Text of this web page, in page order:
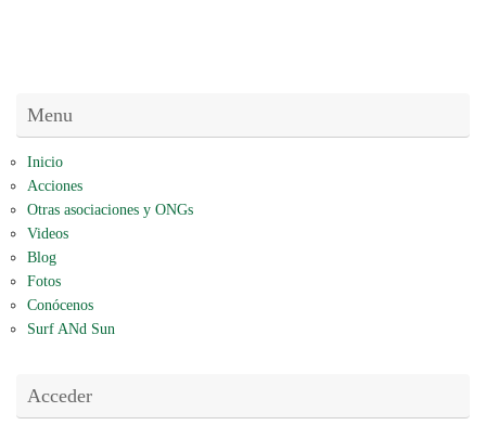
Menu
Inicio
Acciones
Otras asociaciones y ONGs
Videos
Blog
Fotos
Conócenos
Surf ANd Sun
Acceder